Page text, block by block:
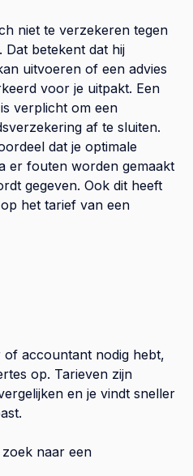
niet te verzekeren tegen
Dat betekent dat hij
uitvoeren of een advies
voor je uitpakt. Een
verplicht om een
af te sluiten.
dat je optimale
er fouten worden gemaakt
gegeven. Ook dit heeft
het tarief van een
accountant nodig hebt,
op. Tarieven zijn
en je vindt sneller
naar een